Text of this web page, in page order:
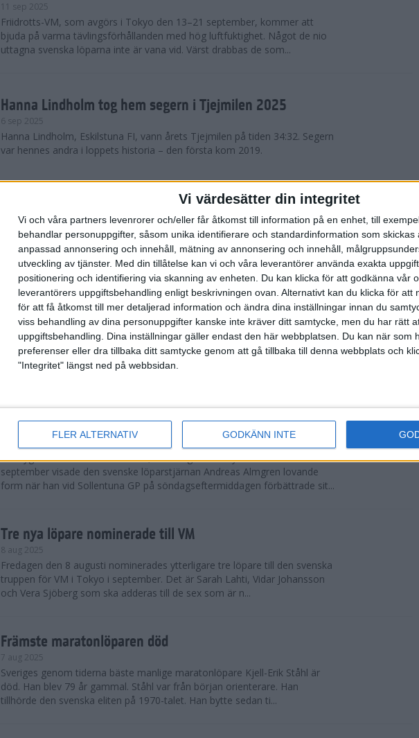
Vi värdesätter din integritet
Vi och våra partners levenrorer och/eller får åtkomst till information på en enhet, till
behandlar personuppgifter, såsom unika identifierare och standardinformation som skickas
anpassad annonsering och innehåll, mätning av annonsering och innehåll,
utveckling av tjänster. Med din tillåtelse kan vi och våra leverantörer använda exakta
positionering och identifiering via skanning av enheten. Du kan klicka för att godkänna vår
leverantörers uppgiftsbehandling enligt beskrivningen ovan. Alternativt kan du klicka för att
för att få åtkomst till mer detaljerad information och ändra dina inställningar innan du
viss behandling av dina personuppgifter kanske inte kräver ditt samtycke, men du har rätt
uppgiftsbehandling. Dina inställningar gäller endast den här webbplatsen. Du kan när som
preferenser eller dra tillbaka ditt samtycke genom att gå tillbaka till denna webbplats och
"Integritet" längst ned på webbsidan.
FLER ALTERNATIV GODKÄNN INTE
11 sep 2025
Friidrotts-VM, som avgörs i Tokyo den 13–21 september, kommer att
bjuda på varma tävlingsförhållanden med hög luftfuktighet. Något de nio
uttagna svenska löparna inte är vana vid. Värst drabbas de som...
Hanna Lindholm tog hem segern i Tjejmilen 2025
6 sep 2025
Hanna Lindholm, Eskilstuna FI, vann årets Tjejmilen på tiden 34:32. Segern
var hennes andra i loppets historia – den första kom 2019.
Snabbaste segertiden på 12 år i rekordstort adidas
Stockholm Halvmaraton
30 aug 2025
Ett slutsålt och rekordstort adidas Stockholm Halvmaraton avgjordes i
nästintill perfekt löparväder. 18 grader, mulet och väldigt lite vind. Totalt
var 19,866 löpare anmälda, varav 15,807 kom till sta...
Löparna viktiga när Sverige vann Finnkampen
26 aug 2025
Den hundrade upplagan av Finnkampen, världens äldsta och största
landskamp i friidrott, avgjordes inför fullsatta läktare på Stockholms
Svenskt rekord när Almgren testade VM-formen
En dryg månad före friidrotts-VM, som avgörs i Tokyo den 13-21
september visade den svenske löparstjärnan Andreas Almgren lovande
form när han vid Sollentuna GP på söndagseftermiddagen förbättrade sit...
Tre nya löpare nominerade till VM
8 aug 2025
Fredagen den 8 augusti nominerades ytterligare tre löpare till den svenska
truppen för VM i Tokyo i september. Det är Sarah Lahti, Vidar Johansson
och Vera Sjöberg som ska adderas till de sex som är n...
Främste maratonlöparen död
7 aug 2025
Sveriges genom tiderna bäste manlige maratonlöpare Kjell-Erik Ståhl är
död. Han blev 79 år gammal. Ståhl var från början orienterare. Han
tillhörde den svenska eliten på 1970-talet. Han bytte sedan ti...